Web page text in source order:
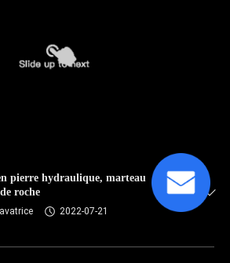
pierre hydraulique, marteau
roche
2022-07-21